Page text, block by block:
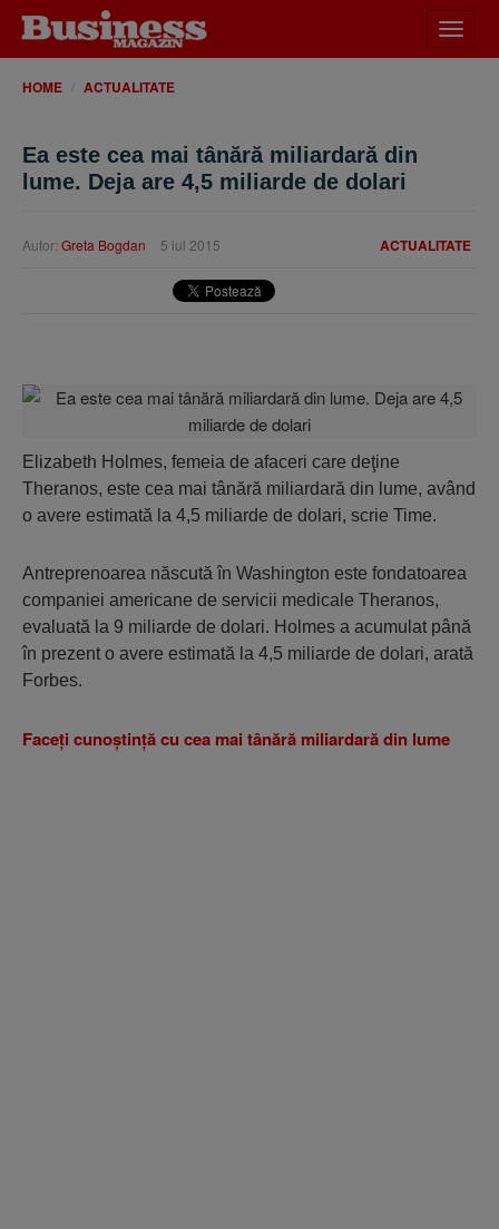
meniu
HOME ACTUALITATE
Ea este cea mai tânără miliardară din
lume. Deja are 4,5 miliarde de dolari
ACTUALITATE
Autor: Greta Bogdan 5 iul 2015
Elizabeth Holmes, femeia de afaceri care deţine
Theranos, este cea mai tânără miliardară din lume, având
o avere estimată la 4,5 miliarde de dolari, scrie Time.
Antreprenoarea născută în Washington este fondatoarea
companiei americane de servicii medicale Theranos,
evaluată la 9 miliarde de dolari. Holmes a acumulat până
în prezent o avere estimată la 4,5 miliarde de dolari, arată
Forbes.
Faceţi cunoştinţă cu cea mai tânără miliardară din lume